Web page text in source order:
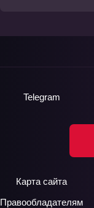
Telegram
Карта сайта
Правообладателям